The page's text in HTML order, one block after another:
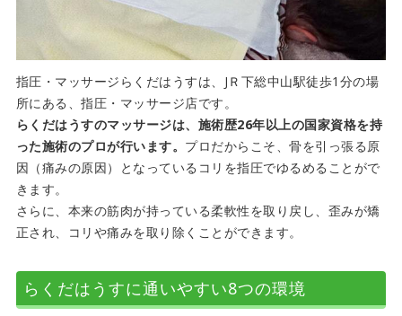
指圧・マッサージらくだはうすは、JＲ下総中山駅徒歩1分の場
所にある、指圧・マッサージ店です。
らくだはうすのマッサージは、施術歴26年以上の国家資格を持
った施術のプロが行います。 プロだからこそ、骨を引っ張る原
因（痛みの原因）となっているコリを指圧でゆるめることがで
きます。
さらに、本来の筋肉が持っている柔軟性を取り戻し、歪みが矯
正され、コリや痛みを取り除くことができます。
らくだはうすに通いやすい8つの環境